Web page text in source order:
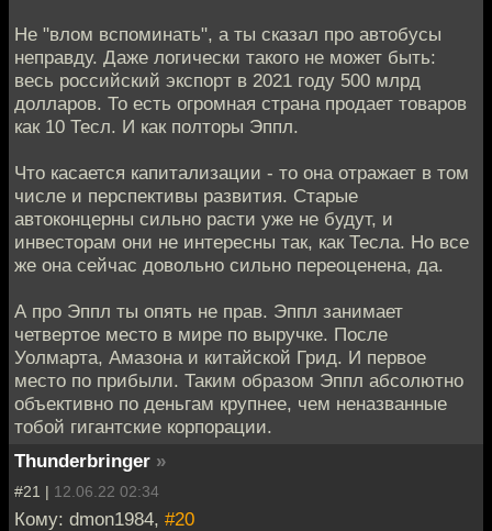
Не "влом вспоминать", а ты сказал про автобусы
неправду. Даже логически такого не может быть:
весь российский экспорт в 2021 году 500 млрд
долларов. То есть огромная страна продает товаров
как 10 Тесл. И как полторы Эппл.
Что касается капитализации - то она отражает в том
числе и перспективы развития. Старые
автоконцерны сильно расти уже не будут, и
инвесторам они не интересны так, как Тесла. Но все
же она сейчас довольно сильно переоценена, да.
А про Эппл ты опять не прав. Эппл занимает
четвертое место в мире по выручке. После
Уолмарта, Амазона и китайской Грид. И первое
место по прибыли. Таким образом Эппл абсолютно
объективно по деньгам крупнее, чем неназванные
тобой гигантские корпорации.
Thunderbringer »
#21 | 12.06.22 02:34
Кому: dmon1984, #20